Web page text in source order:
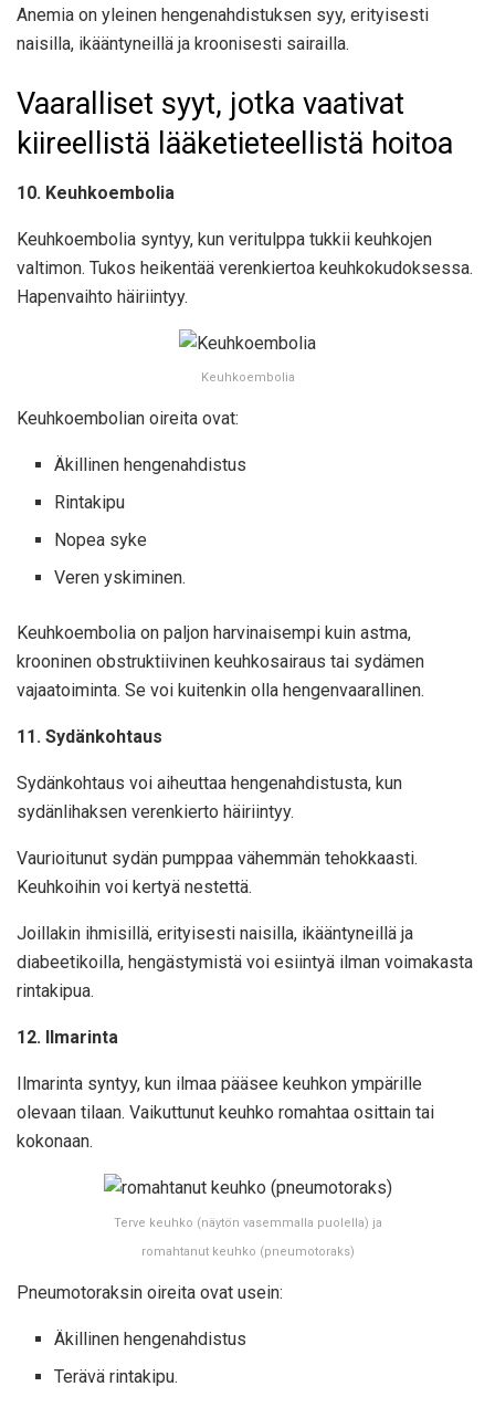
Anemia on yleinen hengenahdistuksen syy, erityisesti
naisilla, ikääntyneillä ja kroonisesti sairailla.
Vaaralliset syyt, jotka vaativat
kiireellistä lääketieteellistä hoitoa
10. Keuhkoembolia
Keuhkoembolia syntyy, kun veritulppa tukkii keuhkojen
valtimon. Tukos heikentää verenkiertoa keuhkokudoksessa.
Hapenvaihto häiriintyy.
Keuhkoembolia
Keuhkoembolian oireita ovat:
Äkillinen hengenahdistus
Rintakipu
Nopea syke
Veren yskiminen.
Keuhkoembolia on paljon harvinaisempi kuin astma,
krooninen obstruktiivinen keuhkosairaus tai sydämen
vajaatoiminta. Se voi kuitenkin olla hengenvaarallinen.
11. Sydänkohtaus
Sydänkohtaus voi aiheuttaa hengenahdistusta, kun
sydänlihaksen verenkierto häiriintyy.
Vaurioitunut sydän pumppaa vähemmän tehokkaasti.
Keuhkoihin voi kertyä nestettä.
Joillakin ihmisillä, erityisesti naisilla, ikääntyneillä ja
diabeetikoilla, hengästymistä voi esiintyä ilman voimakasta
rintakipua.
12. Ilmarinta
Ilmarinta syntyy, kun ilmaa pääsee keuhkon ympärille
olevaan tilaan. Vaikuttunut keuhko romahtaa osittain tai
kokonaan.
Terve keuhko (näytön vasemmalla puolella) ja
romahtanut keuhko (pneumotoraks)
Pneumotoraksin oireita ovat usein:
Äkillinen hengenahdistus
Terävä rintakipu.